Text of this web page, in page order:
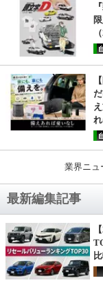
業界ニュ
最新編集記事